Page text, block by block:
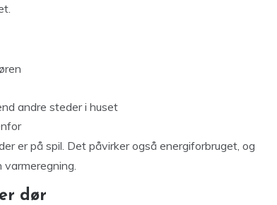
andre steder i huset
er på spil. Det påvirker også energiforbruget, og
dør